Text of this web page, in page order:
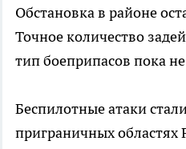
Обстановка в районе
Точное количество
тип боеприпасов пока
Беспилотные атаки
приграничных областях